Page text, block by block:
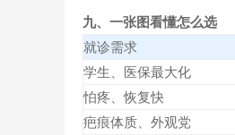
九、一张图看懂怎么选
就诊需求
学生、医保最大化
怕疼、恢复快
疤痕体质、外观党